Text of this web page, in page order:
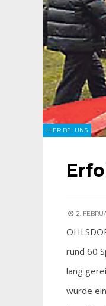
HIER BEI UNS
2.
rund 60
lang
wurde